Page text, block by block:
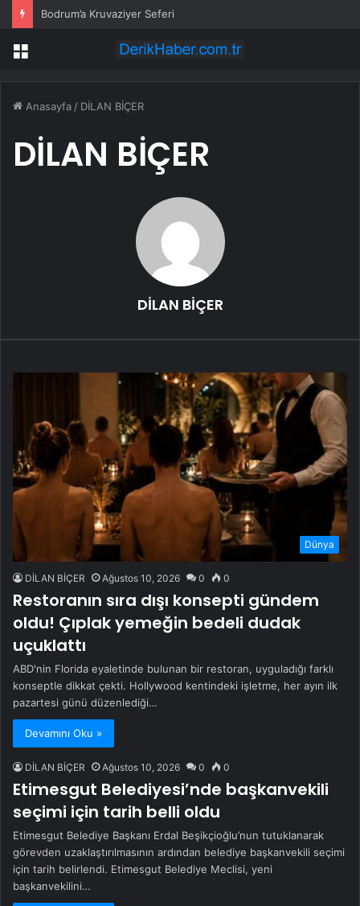
Bodrum’a Kruvaziyer Seferi
Menü
Anasayfa / DİLAN BİÇER
DİLAN BİÇER
DİLAN BİÇER
Dünya
DİLAN BİÇER Ağustos 10, 2026 0 0
Restoranın sıra dışı konsepti gündem
oldu! Çıplak yemeğin bedeli dudak
uçuklattı
ABD'nin Florida eyaletinde bulunan bir restoran, uyguladığı farklı
konseptle dikkat çekti. Hollywood kentindeki işletme, her ayın ilk
pazartesi günü düzenlediği…
Devamını Oku »
DİLAN BİÇER Ağustos 10, 2026 0 0
Etimesgut Belediyesi’nde başkanvekili
seçimi için tarih belli oldu
Etimesgut Belediye Başkanı Erdal Beşikçioğlu’nun tutuklanarak
görevden uzaklaştırılmasının ardından belediye başkanvekili seçimi
için tarih belirlendi. Etimesgut Belediye Meclisi, yeni
başkanvekilini…